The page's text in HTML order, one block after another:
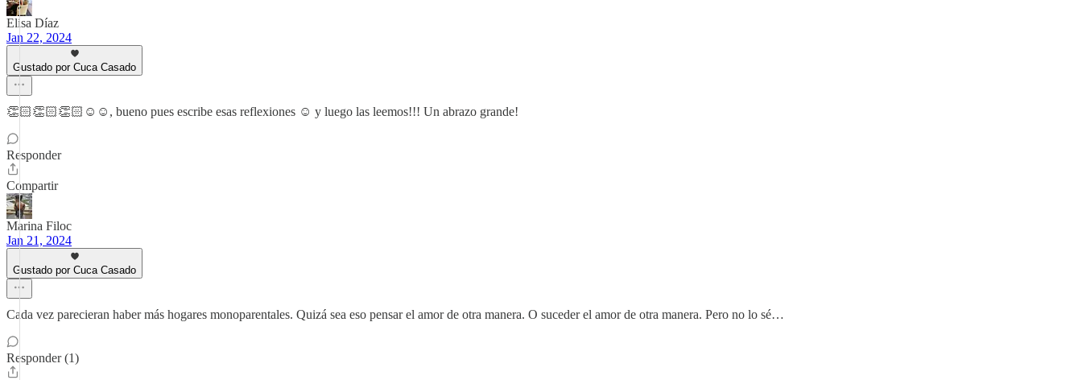
Elisa Díaz
Jan 22, 2024
Gustado por Cuca Casado
👏🏻👏🏻👏🏻☺️☺️, bueno pues escribe esas reflexiones ☺️ y luego las leemos!!! Un abrazo grande!
Responder
Compartir
Marina Filoc
Jan 21, 2024
Gustado por Cuca Casado
Cada vez parecieran haber más hogares monoparentales. Quizá sea eso pensar el amor de otra manera. O suceder el amor de otra manera. Pero no lo sé…
Responder (1)